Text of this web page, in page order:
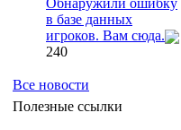
в базе данных
игроков. Вам сюда.
240
Все новости
Полезные ссылки